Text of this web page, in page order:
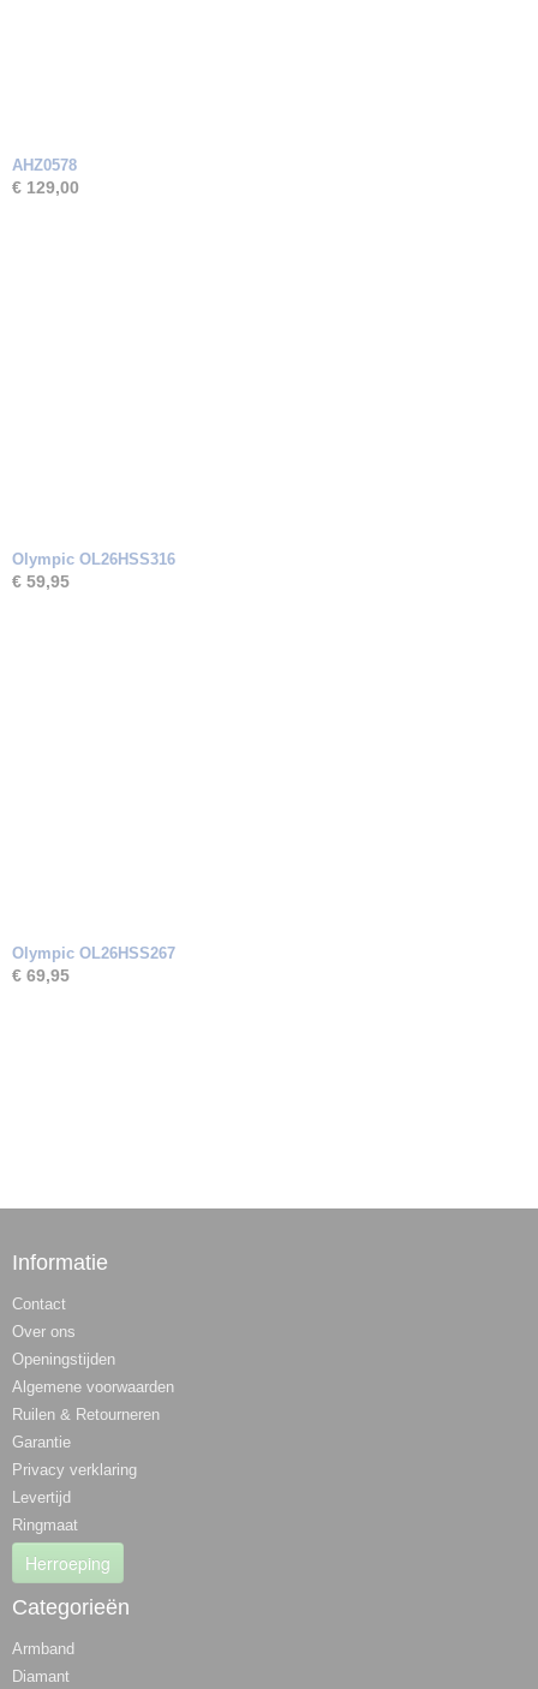
AHZ0578
€ 129,00
Olympic OL26HSS316
€ 59,95
Olympic OL26HSS267
€ 69,95
Informatie
Contact
Over ons
Openingstijden
Algemene voorwaarden
Ruilen & Retourneren
Garantie
Privacy verklaring
Levertijd
Ringmaat
Herroeping
Categorieën
Armband
Diamant